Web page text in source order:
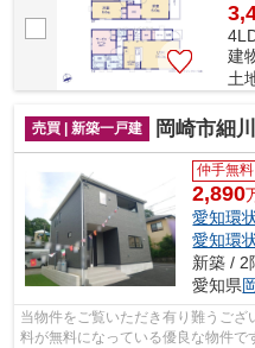
建
土
売買 | 新築一戸建 岡崎市細川町字
仲手無料
2,890
愛知環
愛知環
新築 / 2
愛知県
当物件をご覧いただき有り難うご
料が無料になっている優良な物件